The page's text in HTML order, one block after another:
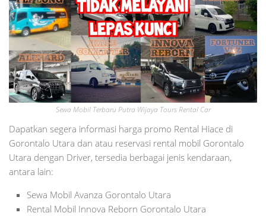
Sewa Mobil Terbaru Putra Wijaya Tours Rental Car
Dapatkan segera informasi harga promo Rental Hiace di
Gorontalo Utara dan atau reservasi rental mobil Gorontalo
Utara dengan Driver, tersedia berbagai jenis kendaraan,
antara lain:
Sewa Mobil Avanza Gorontalo Utara
Rental Mobil Innova Reborn Gorontalo Utara